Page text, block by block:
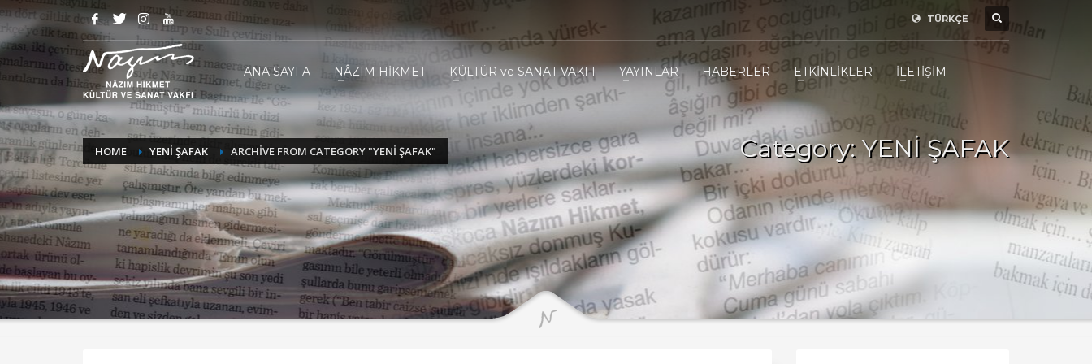
TÜRKÇE
ANA SAYFA NÂZIM HİKMET KÜLTÜR ve SANAT VAKFI YAYINLAR HABERLER ETKİNLİKLER İLETİŞİM
HOME YENİ ŞAFAK ARCHIVE FROM CATEGORY "YENİ ŞAFAK" Category: YENİ ŞAFAK